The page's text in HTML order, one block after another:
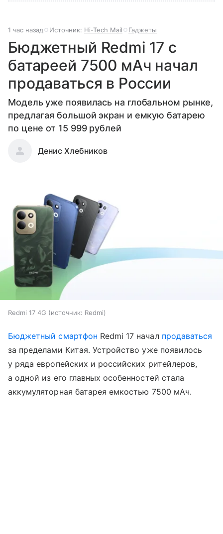
1 час назад Источник: Hi-Tech Mail Гаджеты
Бюджетный Redmi 17 с
батареей 7500 мАч начал
продаваться в России
Модель уже появилась на глобальном рынке,
предлагая большой экран и емкую батарею
по цене от 15 999 рублей
Денис Хлебников
Redmi 17 4G источник: Redmi
Бюджетный смартфон Redmi 17 начал продаваться
за пределами Китая. Устройство уже появилось
у ряда европейских и российских ритейлеров,
а одной из его главных особенностей стала
аккумуляторная батарея емкостью 7500 мАч.